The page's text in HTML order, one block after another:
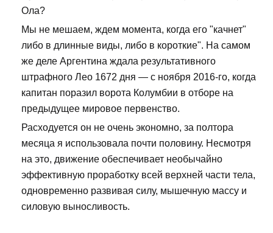
Ола?
Мы не мешаем, ждем момента, когда его "качнет"
либо в длинные виды, либо в короткие". На самом
же деле Аргентина ждала результативного
штрафного Лео 1672 дня — с ноября 2016-го, когда
капитан поразил ворота Колумбии в отборе на
предыдущее мировое первенство.
Расходуется он не очень экономно, за полтора
месяца я использовала почти половину. Несмотря
на это, движение обеспечивает необычайно
эффективную проработку всей верхней части тела,
одновременно развивая силу, мышечную массу и
силовую выносливость.